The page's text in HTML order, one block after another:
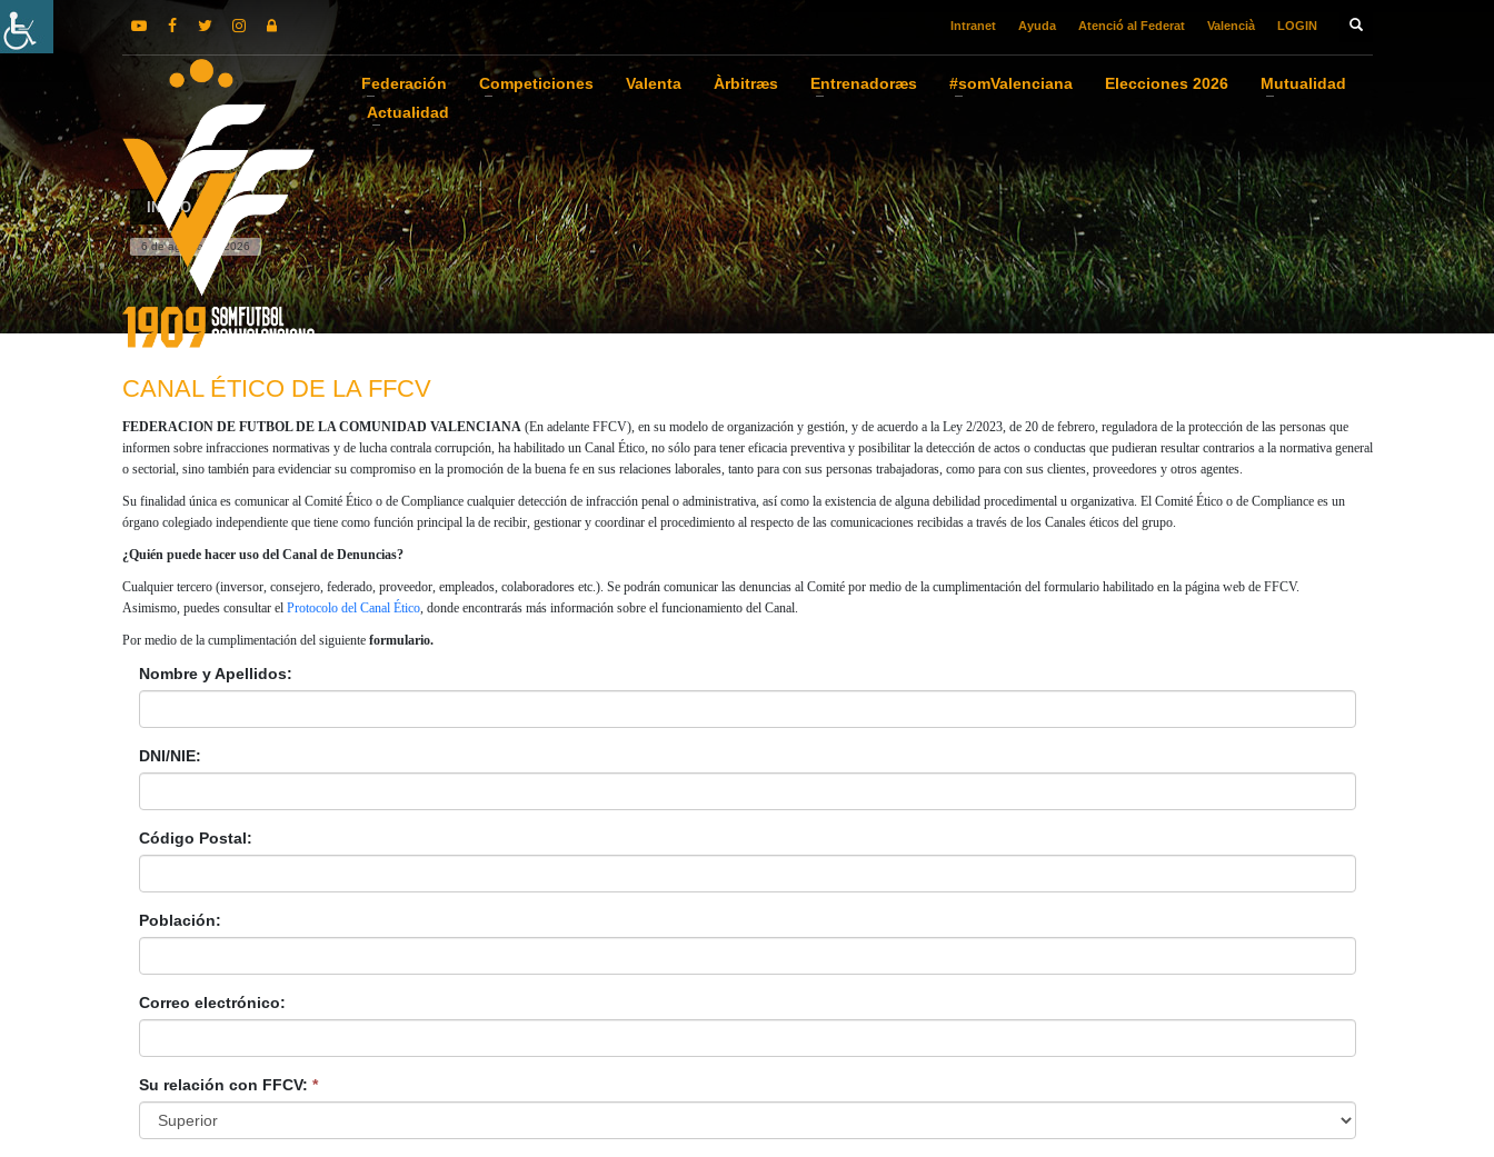
Intranet Ayuda Atenció al Federat Valencià LOGIN
Federación Competiciones Valenta Àrbitræs Entrenadoræs #somValenciana Elecciones 2026
Mutualidad
Actualidad
INICIO
6 de agosto de 2026
CANAL ÉTICO DE LA FFCV
FEDERACION DE FUTBOL DE LA COMUNIDAD VALENCIANA(En adelante FFCV), en su modelo de organización y gestión, y de acuerdo a la Ley 2/2023, de 20 de febrero, reguladora de la protección de las personas que
informen sobre infracciones normativas y de lucha contrala corrupción, ha habilitado un Canal Ético, no sólo para tener eficacia preventiva y posibilitar la detección de actos o conductas que pudieran resultar contrarios a la normativa general
o sectorial, sino también para evidenciar su compromiso en la promoción de la buena fe en sus relaciones laborales, tanto para con sus personas trabajadoras, como para con sus clientes, proveedores y otros agentes.
Su finalidad única es comunicar al Comité Ético o de Compliance cualquier detección de infracción penal o administrativa, así como la existencia de alguna debilidad procedimental u organizativa. El Comité Ético o de Compliance es un
órgano colegiado independiente que tiene como función principal la de recibir, gestionar y coordinar el procedimiento al respecto de las comunicaciones recibidas a través de los Canales éticos del grupo.
¿Quién puede hacer uso del Canal de Denuncias?
Cualquier tercero (inversor, consejero, federado, proveedor, empleados, colaboradores etc.). Se podrán comunicar las denuncias al Comité por medio de la cumplimentación del formulario habilitado en la página web de FFCV.
Asimismo, puedes consultar el Protocolo del Canal Ético, donde encontrarás más información sobre el funcionamiento del Canal.
Por medio de la cumplimentación del siguiente formulario.
Nombre y Apellidos:
DNI/NIE:
Código Postal:
Población:
Correo electrónico:
Su relación con FFCV: *